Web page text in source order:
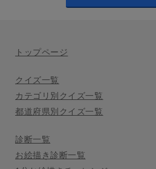
トップページ
クイズ一覧
カテゴリ別クイズ一覧
都道府県別クイズ一覧
診断一覧
お絵描き診断一覧